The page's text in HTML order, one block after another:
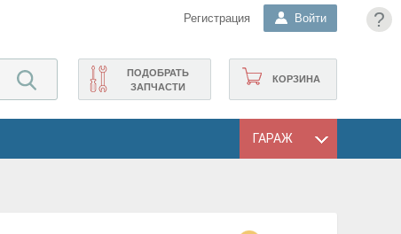
?
Регистрация Войти
КОРЗИНА
ПОДОБРАТЬ
ЗАПЧАСТИ
ГАРАЖ